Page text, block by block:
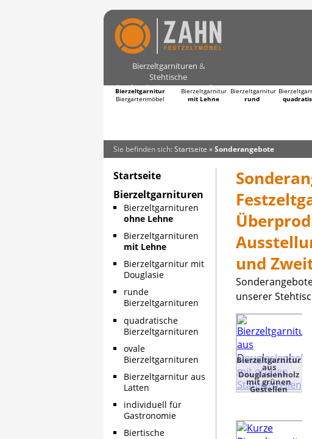
Bierzeltgarnituren &
Stehtische
kaufen direkt vom Hersteller
Bierzeltgarnitur
Biergartenmöbel
Bierzeltgarnitur
mit Lehne
Bierzeltgarnitur
rund
Sie befinden sich: Startseite »Sonderangebote
Startseite
Bierzeltgarnituren
Bierzeltgarnituren
ohne Lehne
Bierzeltgarnituren
mit Lehne
Bierzeltgarnitur mit
Douglasie
runde
Bierzeltgarnituren
quadratische
Bierzeltgarnituren
ovale
Bierzeltgarnituren
Bierzeltgarnitur aus
Latten
individuell für
Gastronomie
Biertische
und
unserer
Bierzeltgarnitur
aus
Douglasienholz
mit grünen
Gestellen